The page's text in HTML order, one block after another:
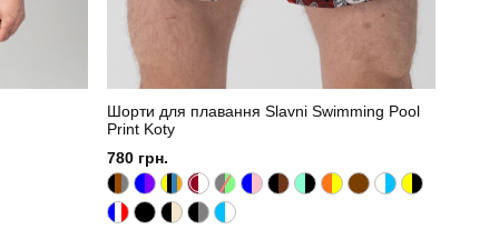
Шорти для плавання Slavni Swimming Pool
Print Koty
780 грн.